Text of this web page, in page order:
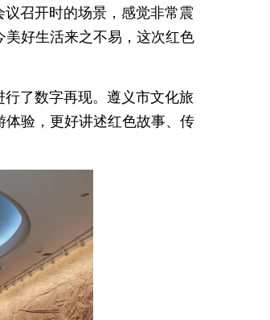
召开时的场景，感觉非常震
好生活来之不易，这次红色
了数字再现。遵义市文化旅
验，更好讲述红色故事、传